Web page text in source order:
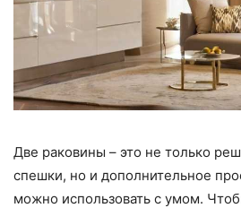
Две раковины – это не только
спешки, но и дополнительное
можно использовать с умом.